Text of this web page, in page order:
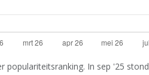
populariteitsranking. In sep '25 stond